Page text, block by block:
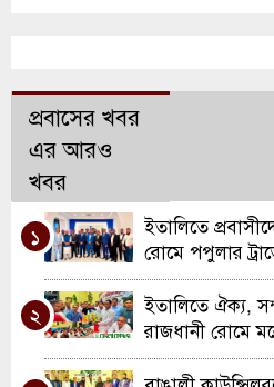
প্রবাসের খবর
এর আরও
খবর
১
ইতালিতে
রোমে পপুলার
উদ্বোধন
২
ইতালিতে ঐক্য,
রাজধানী রোমে
সমিতির যাত্রা